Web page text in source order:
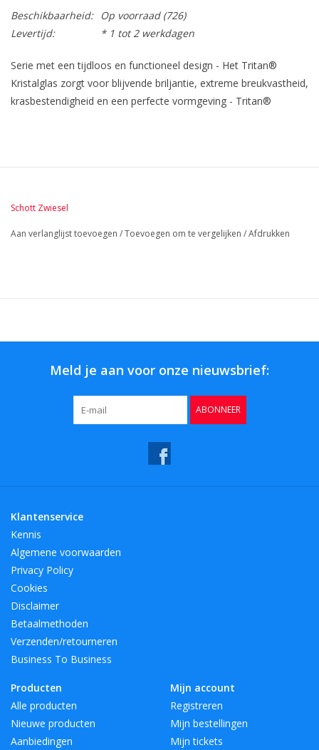
Beschikbaarheid: Op voorraad(726)
Levertijd:
* 1 tot 2 werkdagen
Serie met een tijdloos en functioneel design - Het Tritan®
Kristalglas zorgt voor blijvende briljantie, extreme breukvastheid,
krasbestendigheid en een perfecte vormgeving - Tritan®
Schott Zwiesel
Aan verlanglijst toevoegen /Toevoegen om te vergelijken /Afdrukken
Meld je aan voor onze nieuwsbrief:
ABONNEER
Klantenservice
Kennis
Algemene voorwaarden
Privacy Policy
Cookies
Disclaimer
Betaalmethoden
Verzenden/retourneren
Business To Business
Producten
Alle producten
Nieuwe producten
Aanbiedingen
Mijn account
Registreren
Mijn bestellingen
Mijn tickets